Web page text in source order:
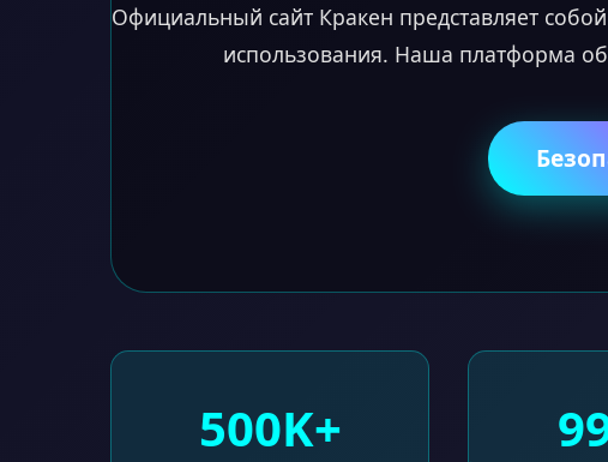
Официальный сайт Кракен представляет
использования. Наша платформа
500K+